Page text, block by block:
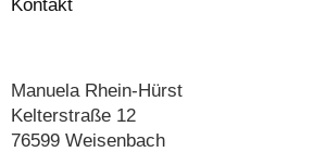
Kontakt
Manuela Rhein-Hürst
Kelterstraße 12
76599 Weisenbach